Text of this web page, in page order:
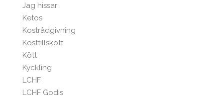
Jag hissar
Ketos
Kostrådgivning
Kosttillskott
Kött
Kyckling
LCHF
LCHF Godis